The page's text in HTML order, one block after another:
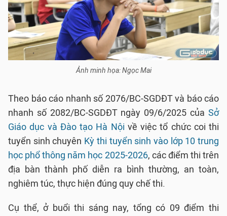
Ảnh minh họa: Ngọc Mai
Theo báo cáo nhanh số 2076/BC-SGDĐT và báo cáo
nhanh số 2082/BC-SGDĐT ngày 09/6/2025 của Sở
Giáo dục và Đào tạo Hà Nội về việc tổ chức coi thi
tuyển sinh chuyên Kỳ thi tuyển sinh vào lớp 10 trung
học phổ thông năm học 2025-2026, các điểm thi trên
địa bàn thành phố diễn ra bình thường, an toàn,
nghiêm túc, thực hiện đúng quy chế thi.
Cụ thể, ở buổi thi sáng nay, tổng có 09 điểm thi